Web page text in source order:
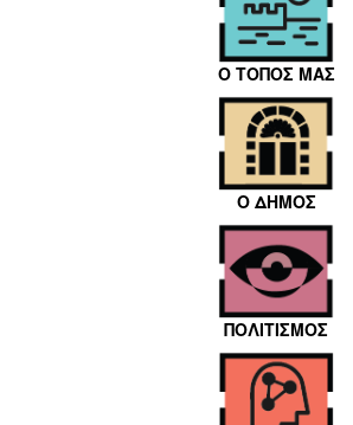
Ο ΤΟΠΟΣ ΜΑΣ
Ο ΔΗΜΟΣ
ΠΟΛΙΤΙΣΜΟΣ